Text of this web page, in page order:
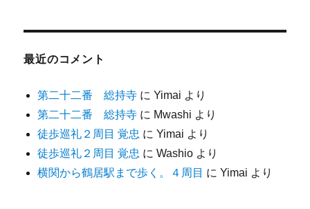
最近のコメント
第二十二番 総持寺 にYimai より
第二十二番 総持寺 に Mwashi より
徒歩巡礼２周目 覚忠 にYimai より
徒歩巡礼２周目 覚忠 にWashio より
横関から鶴居駅まで歩く。４周目 にYimai より